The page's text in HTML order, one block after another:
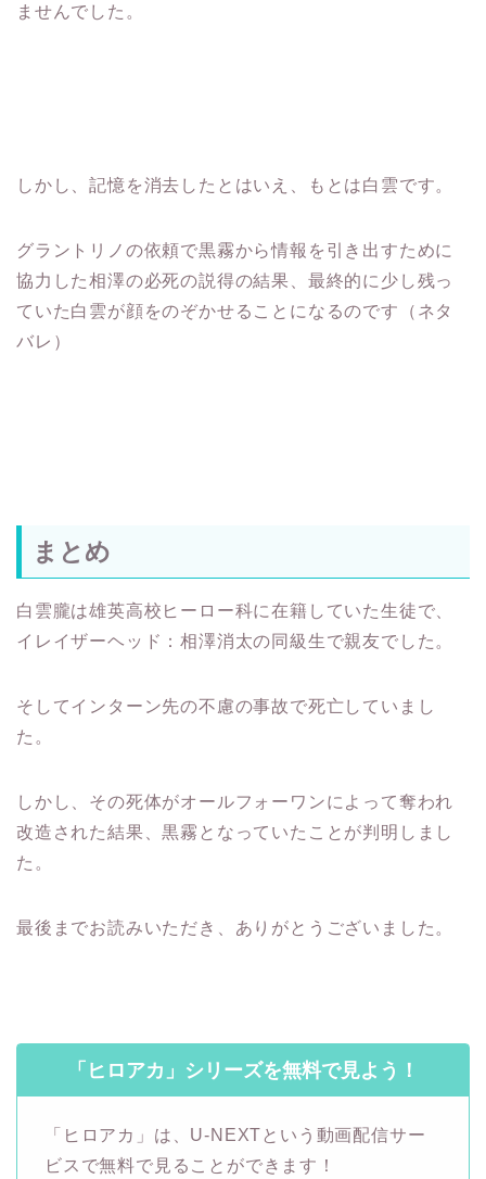
ませんでした。
しかし、記憶を消去したとはいえ、もとは白雲です。
グラントリノの依頼で黒霧から情報を引き出すために
協力した相澤の必死の説得の結果、最終的に少し残っ
ていた白雲が顔をのぞかせることになるのです（ネタ
バレ）
まとめ
白雲朧は雄英高校ヒーロー科に在籍していた生徒で、
イレイザーヘッド：相澤消太の同級生で親友でした。
そしてインターン先の不慮の事故で死亡していまし
た。
しかし、その死体がオールフォーワンによって奪われ
改造された結果、黒霧となっていたことが判明しまし
た。
最後までお読みいただき、ありがとうございました。
「ヒロアカ」シリーズを無料で見よう！
「ヒロアカ」は、U-NEXTという動画配信サー
ビスで無料で見ることができます！